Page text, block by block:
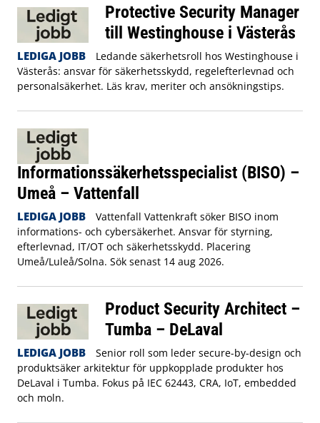
Protective Security Manager
till Westinghouse i Västerås
LEDIGA JOBB
Ledande säkerhetsroll hos Westinghouse i
Västerås: ansvar för säkerhetsskydd, regelefterlevnad och
personalsäkerhet. Läs krav, meriter och ansökningstips.
Informationssäkerhetsspecialist (BISO) –
Umeå – Vattenfall
LEDIGA JOBB
Vattenfall Vattenkraft söker BISO inom
informations- och cybersäkerhet. Ansvar för styrning,
efterlevnad, IT/OT och säkerhetsskydd. Placering
Umeå/Luleå/Solna. Sök senast 14 aug 2026.
Product Security Architect –
Tumba – DeLaval
LEDIGA JOBB
Senior roll som leder secure-by-design och
produktsäker arkitektur för uppkopplade produkter hos
DeLaval i Tumba. Fokus på IEC 62443, CRA, IoT, embedded
och moln.